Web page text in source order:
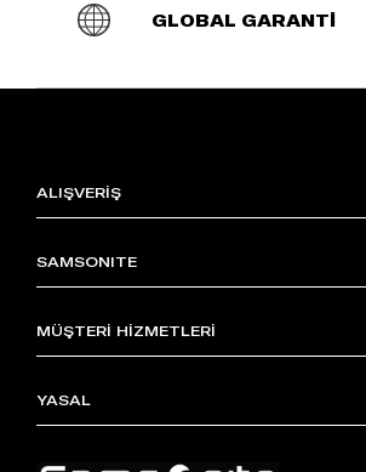
GLOBAL GARANTİ
ALIŞVERİŞ
SAMSONITE
MÜŞTERİ HİZMETLERİ
YASAL